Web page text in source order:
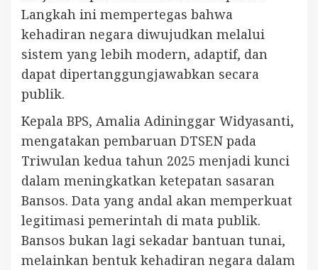
Langkah ini mempertegas bahwa
kehadiran negara diwujudkan melalui
sistem yang lebih modern, adaptif, dan
dapat dipertanggungjawabkan secara
publik.
Kepala BPS, Amalia Adininggar Widyasanti,
mengatakan pembaruan DTSEN pada
Triwulan kedua tahun 2025 menjadi kunci
dalam meningkatkan ketepatan sasaran
Bansos. Data yang andal akan memperkuat
legitimasi pemerintah di mata publik.
Bansos bukan lagi sekadar bantuan tunai,
melainkan bentuk kehadiran negara dalam